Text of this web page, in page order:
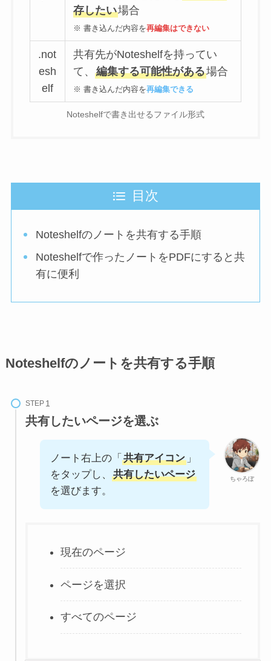
存したい場合
※ 書き込んだ内容を再編集はできない
.not
esh
elf
共有先がNoteshelfを持ってい
て、編集する可能性がある場合
※ 書き込んだ内容を再編集できる
Noteshelfで書き出せるファイル形式
目次
Noteshelfのノートを共有する手順
Noteshelfで作ったノートをPDFにすると共
有に便利
Noteshelfのノートを共有する手順
STEP
共有したいページを選ぶ
ちゃろぼ
ノート右上の「 共有アイコン」
をタップし、
共有したいページ
を選びます。
現在のページ
ページを選択
すべてのページ